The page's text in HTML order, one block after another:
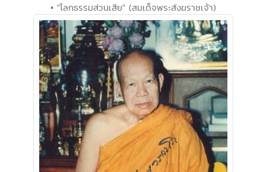
• "โลกธรรมส่วนเสีย" (สมเด็จพระสังฆราชเจ้า)